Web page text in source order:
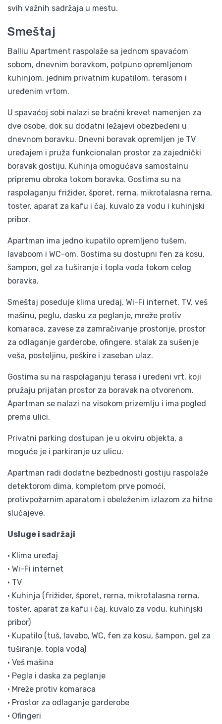
svih važnih sadržaja u mestu.
Smeštaj
Balliu Apartment raspolaže sa jednom spavaćom
sobom, dnevnim boravkom, potpuno opremljenom
kuhinjom, jednim privatnim kupatilom, terasom i
uređenim vrtom.
U spavaćoj sobi nalazi se bračni krevet namenjen za
dve osobe, dok su dodatni ležajevi obezbeđeni u
dnevnom boravku. Dnevni boravak opremljen je TV
uređajem i pruža funkcionalan prostor za zajednički
boravak gostiju. Kuhinja omogućava samostalnu
pripremu obroka tokom boravka. Gostima su na
raspolaganju frižider, šporet, rerna, mikrotalasna rerna,
toster, aparat za kafu i čaj, kuvalo za vodu i kuhinjski
pribor.
Apartman ima jedno kupatilo opremljeno tušem,
lavaboom i WC-om. Gostima su dostupni fen za kosu,
šampon, gel za tuširanje i topla voda tokom celog
boravka.
Smeštaj poseduje klima uređaj, Wi-Fi internet, TV, veš
mašinu, peglu, dasku za peglanje, mreže protiv
komaraca, zavese za zamračivanje prostorije, prostor
za odlaganje garderobe, ofingere, stalak za sušenje
veša, posteljinu, peškire i zaseban ulaz.
Gostima su na raspolaganju terasa i uređeni vrt, koji
pružaju prijatan prostor za boravak na otvorenom.
Apartman se nalazi na visokom prizemlju i ima pogled
prema ulici.
Privatni parking dostupan je u okviru objekta, a
moguće je i parkiranje uz ulicu.
Apartman radi dodatne bezbednosti gostiju raspolaže
detektorom dima, kompletom prve pomoći,
protivpožarnim aparatom i obeleženim izlazom za hitne
slučajeve.
Usluge i sadržaji
• Klima uređaj
• Wi-Fi internet
• TV
• Kuhinja (frižider, šporet, rerna, mikrotalasna rerna,
toster, aparat za kafu i čaj, kuvalo za vodu, kuhinjski
pribor)
• Kupatilo (tuš, lavabo, WC, fen za kosu, šampon, gel za
tuširanje, topla voda)
• Veš mašina
• Pegla i daska za peglanje
• Mreže protiv komaraca
• Prostor za odlaganje garderobe
• Ofingeri